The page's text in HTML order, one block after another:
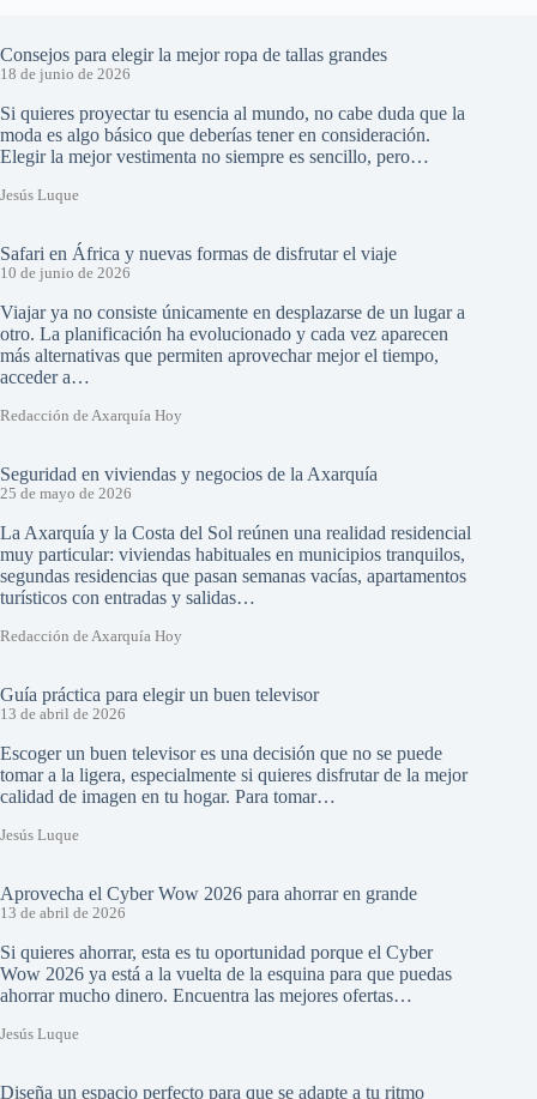
Consejos para elegir la mejor ropa de tallas grandes
18 de junio de 2026
Si quieres proyectar tu esencia al mundo, no cabe duda que la
moda es algo básico que deberías tener en consideración.
Elegir la mejor vestimenta no siempre es sencillo, pero…
Jesús Luque
Safari en África y nuevas formas de disfrutar el viaje
10 de junio de 2026
Viajar ya no consiste únicamente en desplazarse de un lugar a
otro. La planificación ha evolucionado y cada vez aparecen
más alternativas que permiten aprovechar mejor el tiempo,
acceder a…
Redacción de Axarquía Hoy
Seguridad en viviendas y negocios de la Axarquía
25 de mayo de 2026
La Axarquía y la Costa del Sol reúnen una realidad residencial
muy particular: viviendas habituales en municipios tranquilos,
segundas residencias que pasan semanas vacías, apartamentos
turísticos con entradas y salidas…
Redacción de Axarquía Hoy
Guía práctica para elegir un buen televisor
13 de abril de 2026
Escoger un buen televisor es una decisión que no se puede
tomar a la ligera, especialmente si quieres disfrutar de la mejor
calidad de imagen en tu hogar. Para tomar…
Jesús Luque
Aprovecha el Cyber Wow 2026 para ahorrar en grande
13 de abril de 2026
Si quieres ahorrar, esta es tu oportunidad porque el Cyber
Wow 2026 ya está a la vuelta de la esquina para que puedas
ahorrar mucho dinero. Encuentra las mejores ofertas…
Jesús Luque
Diseña un espacio perfecto para que se adapte a tu ritmo